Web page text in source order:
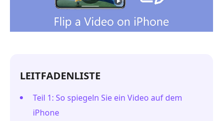
LEITFADENLISTE
Teil 1: So spiegeln Sie ein Video auf dem
iPhone